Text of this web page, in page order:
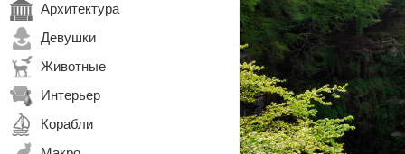
Архитектура
Девушки
Животные
Интерьер
Корабли